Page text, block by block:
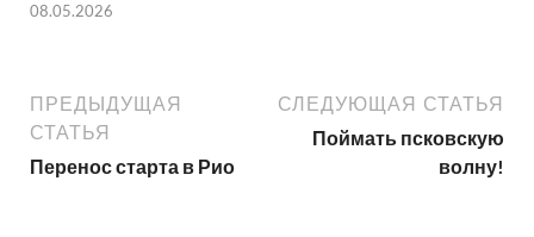
08.05.2026
ПРЕДЫДУЩАЯ
СТАТЬЯ
Перенос старта в Рио
СЛЕДУЮЩАЯ СТАТЬЯ
Поймать псковскую
волну!